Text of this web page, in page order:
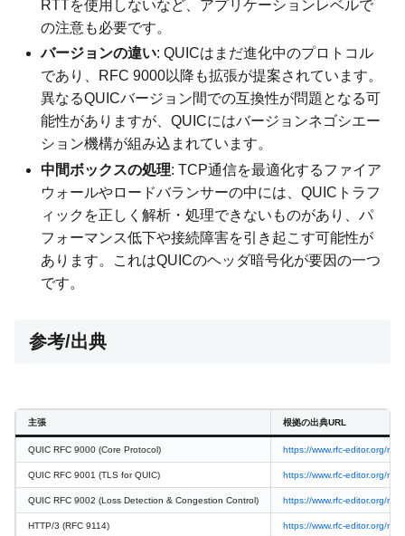
RTTを使用しないなど、アプリケーションレベルで
の注意も必要です。
バージョンの違い: QUICはまだ進化中のプロトコル
であり、RFC 9000以降も拡張が提案されています。
異なるQUICバージョン間での互換性が問題となる可
能性がありますが、QUICにはバージョンネゴシエー
ション機構が組み込まれています。
中間ボックスの処理: TCP通信を最適化するファイア
ウォールやロードバランサーの中には、QUICトラフ
ィックを正しく解析・処理できないものがあり、パ
フォーマンス低下や接続障害を引き起こす可能性が
あります。これはQUICのヘッダ暗号化が要因の一つ
です。
参考/出典
主張 根拠の出典URL
QUIC RFC 9000 (Core Protocol) https://www.rfc-editor.org/rfc/
QUIC RFC 9001 (TLS for QUIC) https://www.rfc-editor.org/rfc/
QUIC RFC 9002 (Loss Detection & Congestion Control) https://www.rfc-editor.org/rfc/
HTTP/3 (RFC 9114) https://www.rfc-editor.org/rfc/